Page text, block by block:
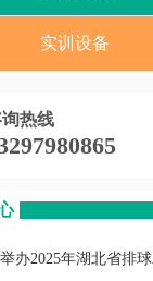
实训设备
热线
年湖北省排球二、三级裁